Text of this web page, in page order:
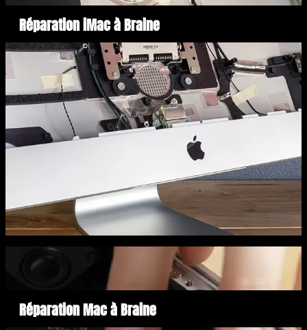
Réparation iMac à Braine
Réparation Mac à Braine